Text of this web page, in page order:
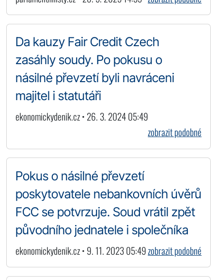
Da kauzy Fair Credit Czech
zasáhly soudy. Po pokusu o
násilné převzetí byli navráceni
majitel i statutáři
ekonomickydenik.cz • 26. 3. 2024 05:49
zobrazit podobné
Pokus o násilné převzetí
poskytovatele nebankovních úvěrů
FCC se potvrzuje. Soud vrátil zpět
původního jednatele i společníka
ekonomickydenik.cz • 9. 11. 2023 05:49zobrazit podobné